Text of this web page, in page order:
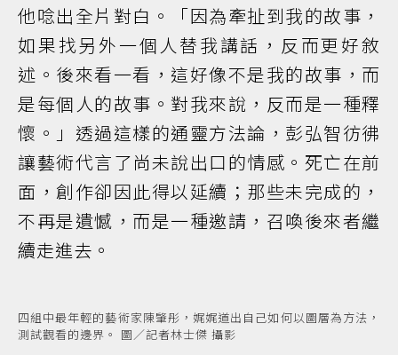
他唸出全片對白。「因為牽扯到我的故事，
如果找另外一個人替我講話，反而更好敘
述。後來看一看，這好像不是我的故事，而
是每個人的故事。對我來說，反而是一種釋
懷。」透過這樣的通靈方法論，彭弘智彷彿
讓藝術代言了尚未說出口的情感。死亡在前
面，創作卻因此得以延續；那些未完成的，
不再是遺憾，而是一種邀請，召喚後來者繼
續走進去。
四組中最年輕的藝術家陳肇彤，娓娓道出自己如何以圖層為方法，
測試觀看的邊界。 圖／記者林士傑 攝影